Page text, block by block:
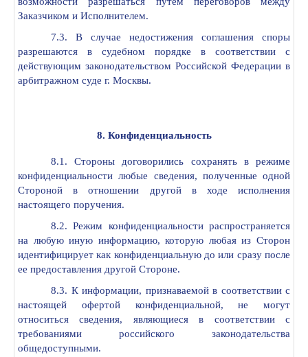
Заказчиком и Исполнителем.
7.3. В случае недостижения соглашения споры
разрешаются в судебном порядке в соответствии с
действующим законодательством Российской Федерации в
арбитражном суде г. Москвы.
8. Конфиденциальность
8.1. Стороны договорились сохранять в режиме
конфиденциальности любые сведения, полученные одной
Стороной в отношении другой в ходе исполнения
настоящего поручения.
8.2. Режим конфиденциальности распространяется
на любую иную информацию, которую любая из Сторон
идентифицирует как конфиденциальную до или сразу после
ее предоставления другой Стороне.
8.3. К информации, признаваемой в соответствии с
настоящей офертой конфиденциальной, не могут
относиться сведения, являющиеся в соответствии с
требованиями российского законодательства
общедоступными.